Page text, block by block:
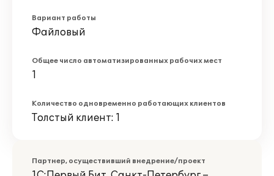
Вариант работы
Файловый
Общее число автоматизированных рабочих мест
1
Количество одновременно работающих клиентов
Толстый клиент: 1
Партнер, осуществивший внедрение/проект